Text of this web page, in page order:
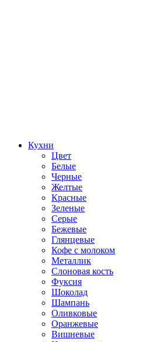
Кухни
Цвет
Белые
Черные
Желтые
Красные
Зеленые
Серые
Бежевые
Глянцевые
Кофе с молоком
Металлик
Слоновая кость
Фуксия
Шоколад
Шампань
Оливковые
Оранжевые
Вишневые